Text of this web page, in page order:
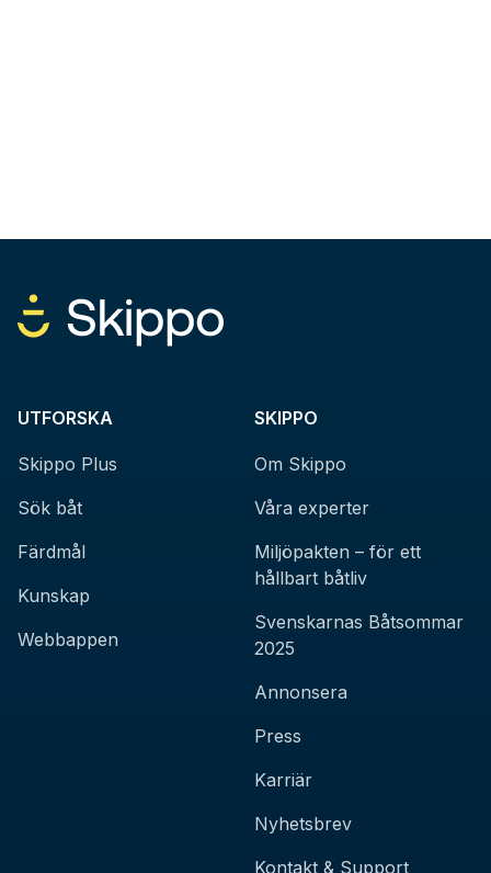
UTFORSKA
Skippo Plus
Sök båt
Färdmål
Kunskap
Webbappen
SKIPPO
Om Skippo
Våra experter
Miljöpakten – för ett
hållbart båtliv
Svenskarnas Båtsommar
2025
Annonsera
Press
Karriär
Nyhetsbrev
Kontakt & Support